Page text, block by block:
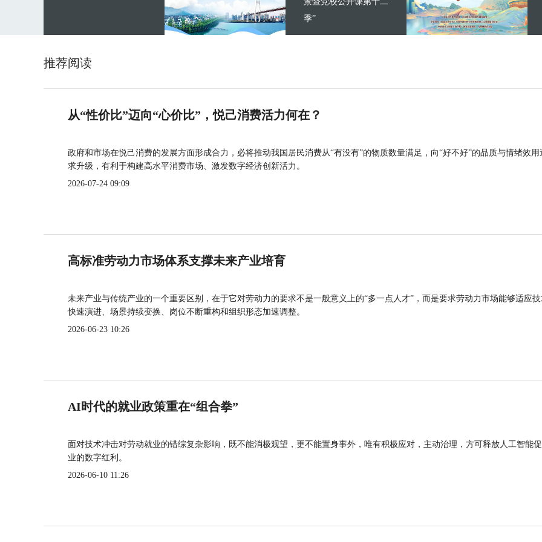
季”
推荐阅读
从“性价比”迈向“心价比”，悦己消费活力何在？
政府和市场在悦己消费的发展方面形成合力，必将推动我国居民消费从“有没有”的物质数量满足，向“好不好”的品质与情绪效用
求升级，有利于构建高水平消费市场、激发数字经济创新活力。
2026-07-24 09:09
高标准劳动力市场体系支撑未来产业培育
未来产业与传统产业的一个重要区别，在于它对劳动力的要求不是一般意义上的“多一点人才”，而是要求劳动力市场能够适应
快速演进、场景持续变换、岗位不断重构和组织形态加速调整。
2026-06-23 10:26
AI时代的就业政策重在“组合拳”
面对技术冲击对劳动就业的错综复杂影响，既不能消极观望，更不能置身事外，唯有积极应对，主动治理，方可释放人工智能
业的数字红利。
2026-06-10 11:26